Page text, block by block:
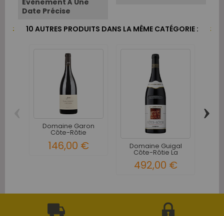
Évènement À Une
Date Précise
10 AUTRES PRODUITS DANS LA MÊME CATÉGORIE :
Domaine Garon
Côte-Rôtie
146,00 € Domaine Guigal
Côte-Rôtie La
492,00 €
›